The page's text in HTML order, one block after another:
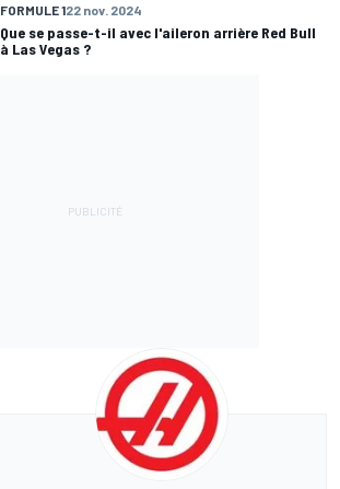
FORMULE 122 nov. 2024
Que se passe-t-il avec l'aileron arrière Red Bull
à Las Vegas ?